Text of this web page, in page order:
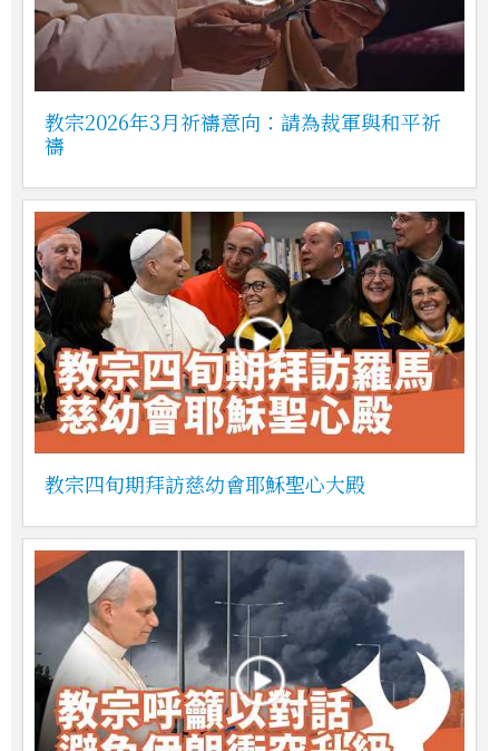
教宗2026年3月祈禱意向：請為裁軍與和平祈
禱
教宗四旬期拜訪慈幼會耶穌聖心大殿